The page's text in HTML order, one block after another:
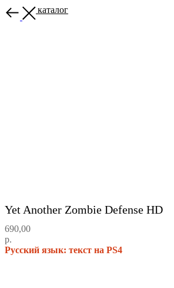
Назад в каталог
Yet Another Zombie Defense HD
690,00
р.
Русский язык: текст на PS4